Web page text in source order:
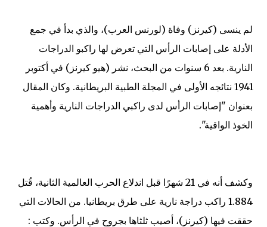
لم ينسى (كيرنز) وفاة (لورنس العرب)، والذي بدأ في جمع
الأدلة على إصابات الرأس التي تعرض لها راكبو الدراجات
النارية. بعد 6 سنوات من البحث، نشر (هيو كيرنز) في أكتوبر
1941 نتائجه الأولى في المجلة الطبية البريطانية. وكان المقال
بعنوان "إصابات الرأس لدى راكبي الدراجات النارية وأهمية
الخوذ الواقية".
وكشف أنه في 21 شهرًا قبل اندلاع الحرب العالمية الثانية، قُتل
1.884 راكب دراجة نارية على طرق بريطانيا. من الحالات التي
حققت فيها (كيرنز)، أصيب ثلثاها بجروح في الرأس. وكتب :